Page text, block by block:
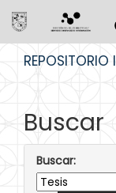
Buscar
Buscar: